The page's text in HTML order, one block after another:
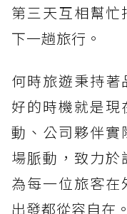
第三天互相幫忙
下一趟旅行。
何時旅遊秉持著
好的時機就是現
動、公司夥伴實
場脈動，致力於
為每一位旅客在
出發都從容自在。